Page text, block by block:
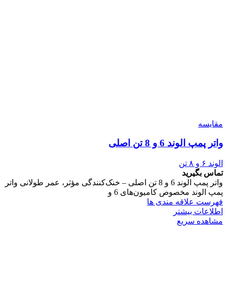
مقایسه
واتر پمپ الوند 6 و 8 تن اصلی
الوند ۶ و ۸ تن
تماس بگیرید
واتر پمپ الوند 6 و 8 تن اصلی – خنک‌کنندگی مؤثر، عمر طولانی واتر
پمپ الوند مخصوص کامیون‌های 6 و
فهرست علاقه مندی ها
اطلاعات بیشتر
مشاهده سریع